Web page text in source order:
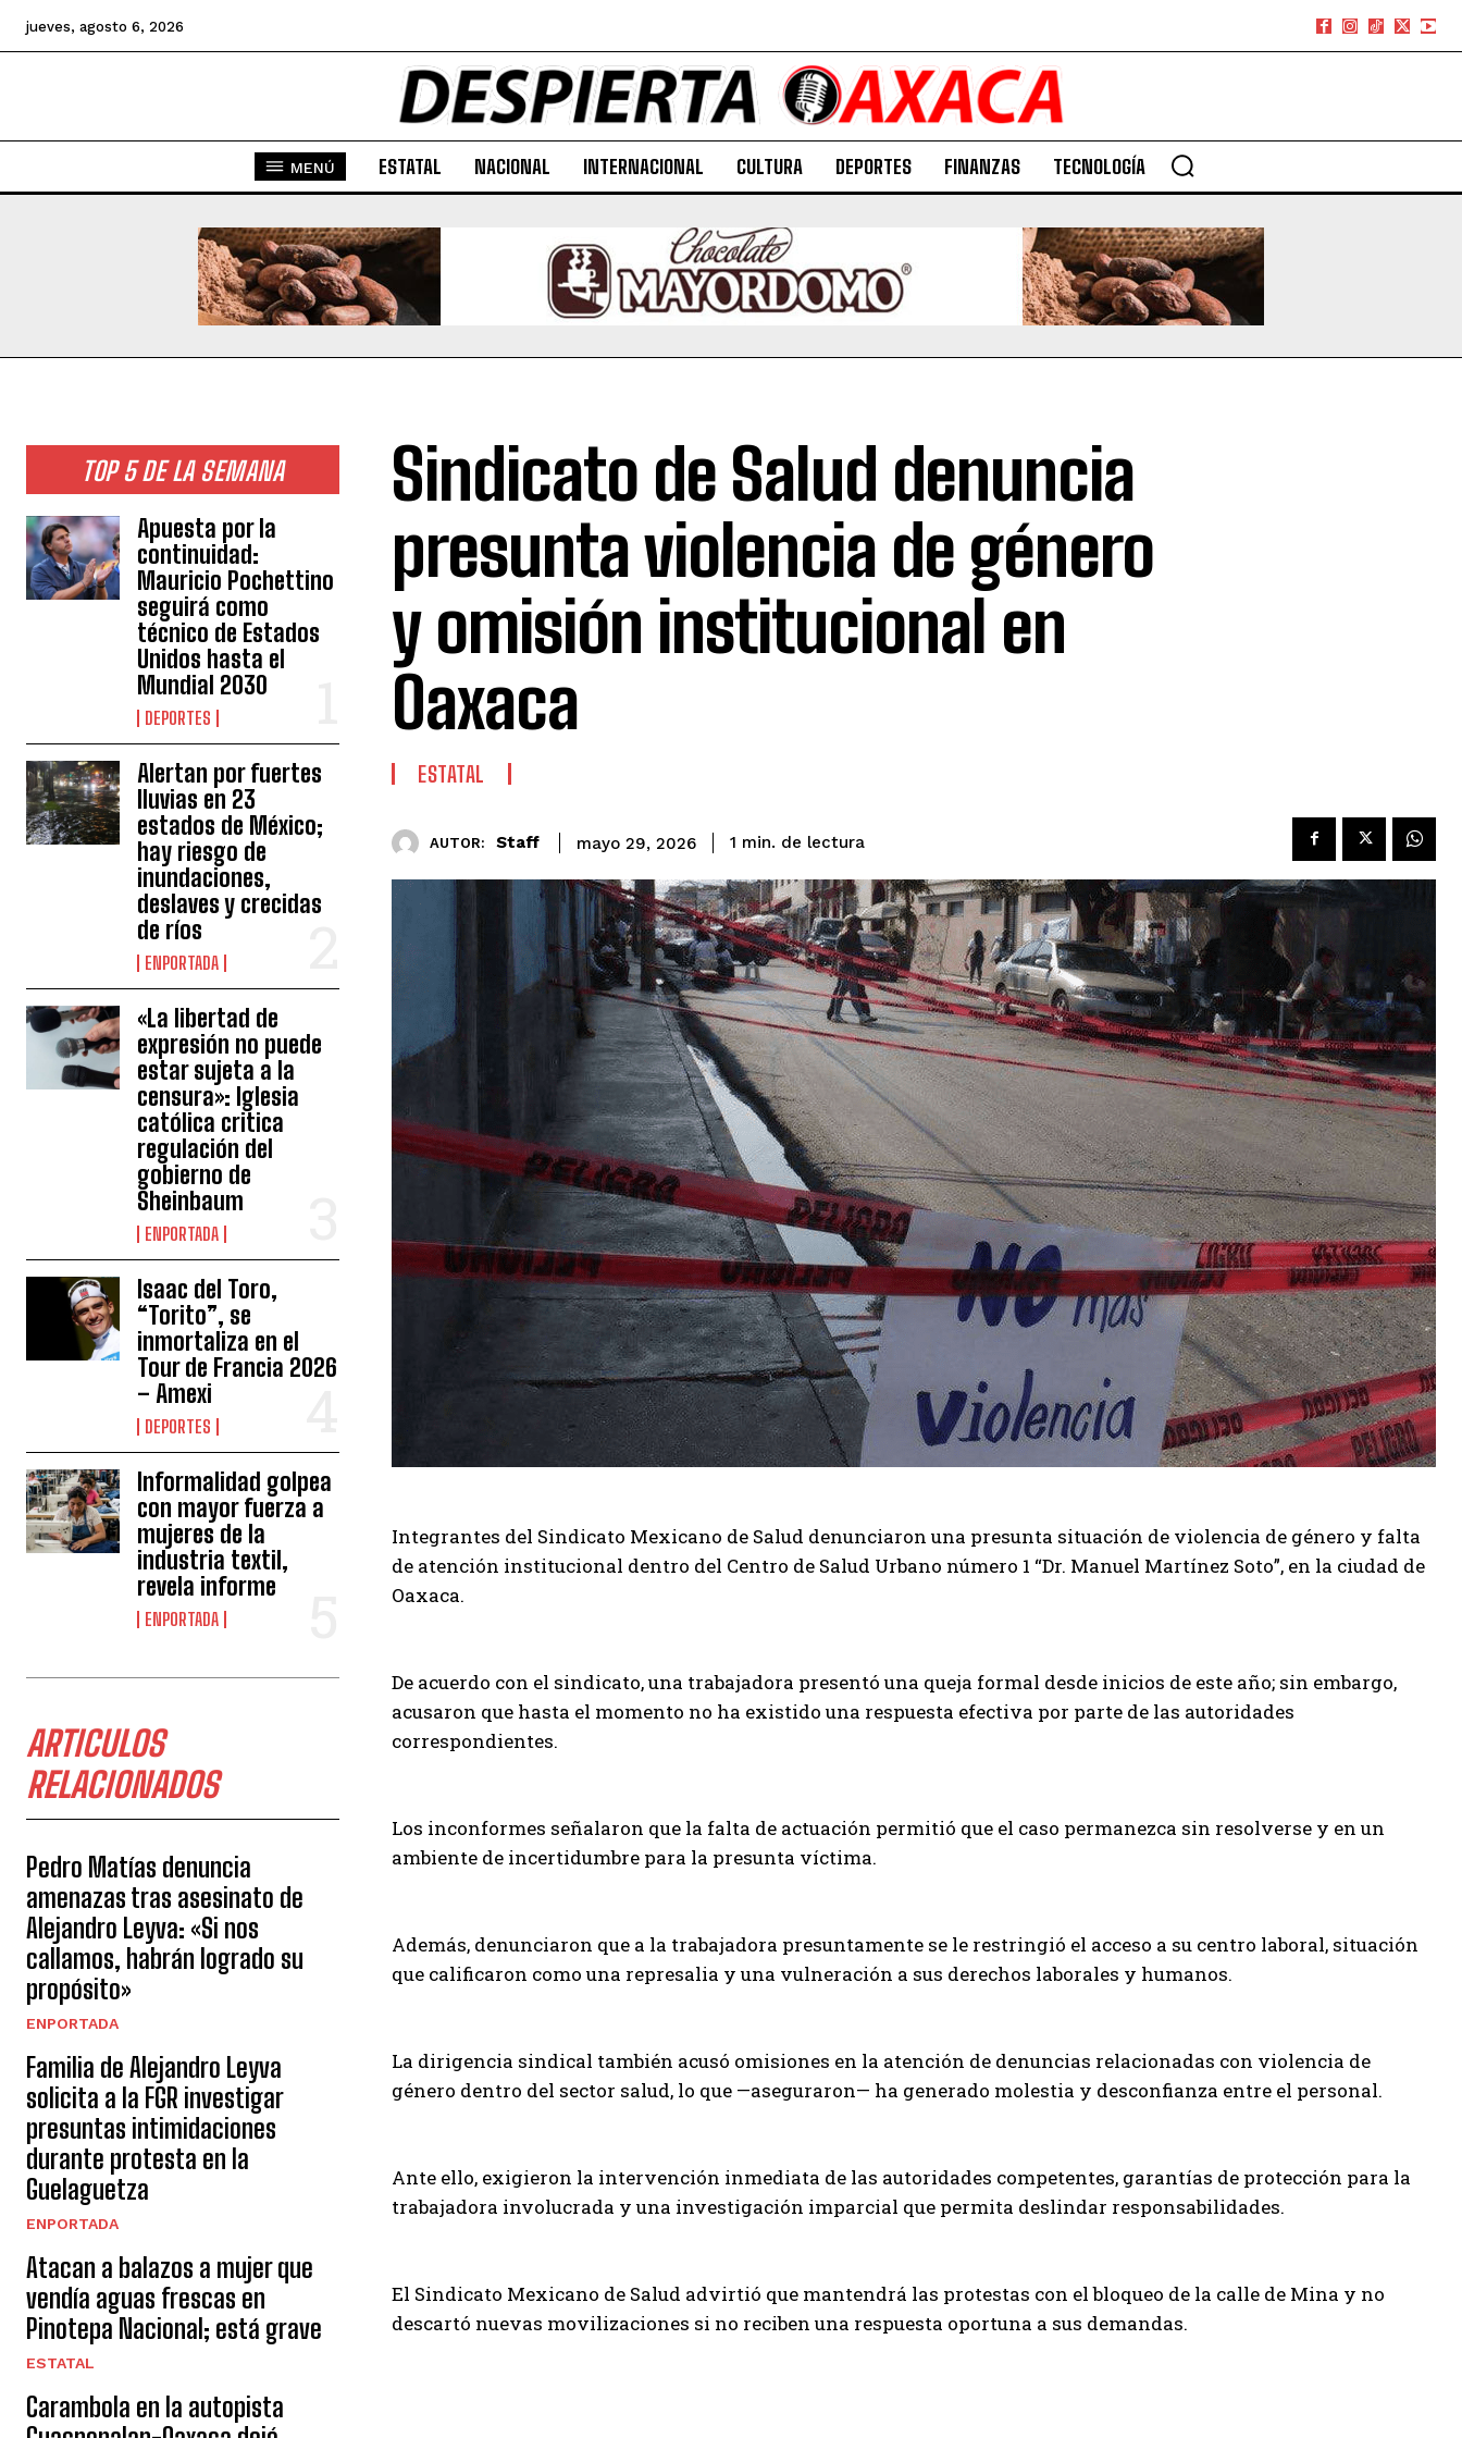
jueves, agosto 6, 2026
MENÚ ESTATAL NACIONAL INTERNACIONAL CULTURA DEPORTES FINANZAS TECNOLOGÍA
TOP 5 DE LA SEMANA
Apuesta por la
continuidad:
Mauricio Pochettino
seguirá como
técnico de Estados
Unidos hasta el
Mundial 2030
DEPORTES
Alertan por fuertes
lluvias en 23
estados de México;
hay riesgo de
inundaciones,
deslaves y crecidas
de ríos
ENPORTADA
«La libertad de
expresión no puede
estar sujeta a la
censura»: Iglesia
católica critica
regulación del
gobierno de
Sheinbaum
ENPORTADA
Isaac del Toro,
“Torito”, se
inmortaliza en el
Tour de Francia 2026
– Amexi
DEPORTES
Informalidad golpea
con mayor fuerza a
mujeres de la
industria textil,
revela informe
ENPORTADA
ARTICULOS
RELACIONADOS
Pedro Matías denuncia
amenazas tras asesinato de
Alejandro Leyva: «Si nos
callamos, habrán logrado su
propósito»
ENPORTADA
Familia de Alejandro Leyva
solicita a la FGR investigar
presuntas intimidaciones
durante protesta en la
Guelaguetza
ENPORTADA
Atacan a balazos a mujer que
vendía aguas frescas en
Pinotepa Nacional; está grave
ESTATAL
Carambola en la autopista
Sindicato de Salud denuncia
presunta violencia de género
y omisión institucional en
Oaxaca
ESTATAL
AUTOR: Staff mayo 29, 2026 1 min. de lectura
Integrantes del Sindicato Mexicano de Salud denunciaron una presunta situación de violencia de género y falta
de atención institucional dentro del Centro de Salud Urbano número 1 “Dr. Manuel Martínez Soto”, en la ciudad de
Oaxaca.
De acuerdo con el sindicato, una trabajadora presentó una queja formal desde inicios de este año; sin embargo,
acusaron que hasta el momento no ha existido una respuesta efectiva por parte de las autoridades
correspondientes.
Los inconformes señalaron que la falta de actuación permitió que el caso permanezca sin resolverse y en un
ambiente de incertidumbre para la presunta víctima.
Además, denunciaron que a la trabajadora presuntamente se le restringió el acceso a su centro laboral, situación
que calificaron como una represalia y una vulneración a sus derechos laborales y humanos.
La dirigencia sindical también acusó omisiones en la atención de denuncias relacionadas con violencia de
género dentro del sector salud, lo que —aseguraron— ha generado molestia y desconfianza entre el personal.
Ante ello, exigieron la intervención inmediata de las autoridades competentes, garantías de protección para la
trabajadora involucrada y una investigación imparcial que permita deslindar responsabilidades.
El Sindicato Mexicano de Salud advirtió que mantendrá las protestas con el bloqueo de la calle de Mina y no
descartó nuevas movilizaciones si no reciben una respuesta oportuna a sus demandas.